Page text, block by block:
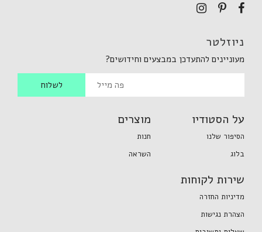
ניוזלטר
מעוניינים להתעדכן במבצעים וחידושים?
על הסטודיו
הסיפור שלנו
בלוג
מוצרים
חנות
השראה
שירות לקוחות
מדיניות החזרה
הצהרת נגישות